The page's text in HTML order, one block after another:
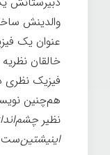
والدینش
عنوان یک
خالقان
فیزیک نظری
هم‌چنین
نظیر
اینیشتین‌